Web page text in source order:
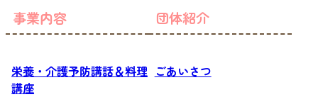
事業内容
栄養・介護予防講話＆料理
講座
団体紹介
ごあいさつ